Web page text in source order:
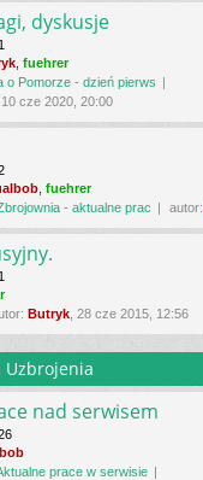
dyskusje
1
fuehrer
o Pomorze - dzień pierws
, 10 cze 2020, 20:00
fuehrer
- aktualne prac autor:
1
Butryk , 28 cze 2015, 12:56
Uzbrojenia
nad serwisem
prace w serwisie